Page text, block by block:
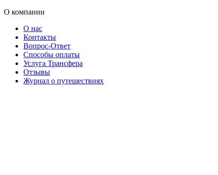
О компании
О нас
Контакты
Вопрос-Ответ
Способы оплаты
Услуга Трансфера
Отзывы
Журнал о путешествиях